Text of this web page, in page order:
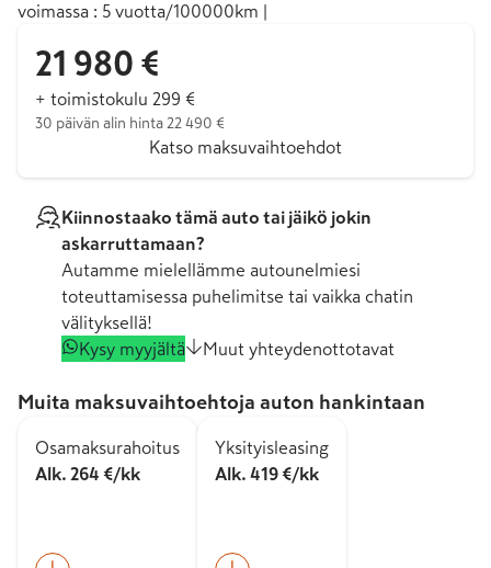
voimassa : 5 vuotta/100000km |
21 980 €
+ toimistokulu 299 €
30 päivän alin hinta 22 490 €
Katso maksuvaihtoehdot
Kiinnostaako tämä auto tai jäikö jokin
askarruttamaan?
Autamme mielellämme autounelmiesi
toteuttamisessa puhelimitse tai vaikka chatin
välityksellä!
Kysy myyjältä
Muut yhteydenottotavat
Muita maksuvaihtoehtoja auton hankintaan
Osamaksurahoitus
Alk. 264 €/kk
Yksityisleasing
Alk. 419 €/kk